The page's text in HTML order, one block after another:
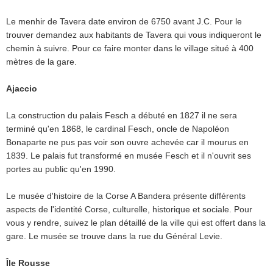
Le menhir de Tavera date environ de 6750 avant J.C. Pour le
trouver demandez aux habitants de Tavera qui vous indiqueront le
chemin à suivre. Pour ce faire monter dans le village situé à 400
mètres de la gare.
Ajaccio
La construction du palais Fesch a débuté en 1827 il ne sera
terminé qu'en 1868, le cardinal Fesch, oncle de Napoléon
Bonaparte ne pus pas voir son ouvre achevée car il mourus en
1839. Le palais fut transformé en musée Fesch et il n'ouvrit ses
portes au public qu'en 1990.
Le musée d'histoire de la Corse A Bandera présente différents
aspects de l'identité Corse, culturelle, historique et sociale. Pour
vous y rendre, suivez le plan détaillé de la ville qui est offert dans la
gare. Le musée se trouve dans la rue du Général Levie.
Île Rousse